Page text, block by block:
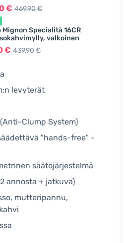
€
Mignon Specialità 16CR
musta
€
€ 469,90 €
Mignon Specialità 16CR
valkoinen
€ 439,90 €
levyterät
Clump System)
"hands-free" -
säätöjärjestelmä
annosta + jatkuva)
mutteripannu,